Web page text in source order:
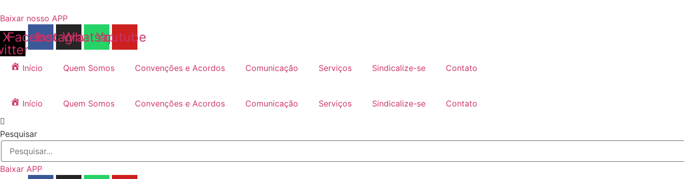
para
o
conteúdo
Baixar nosso APP
X-
Facebook
Instagram
Whatsapp
Youtube
Início Quem Somos Convenções e Acordos Comunicação Serviços Sindicalize-se Contato
Início Quem Somos Convenções e Acordos Comunicação Serviços Sindicalize-se Contato
Pesquisar
Baixar APP